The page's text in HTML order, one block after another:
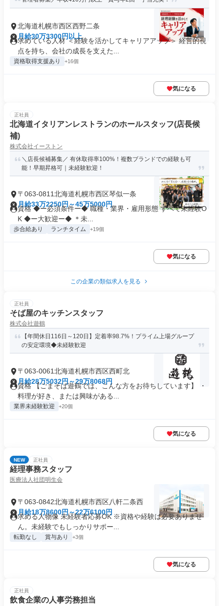
北海道札幌市西区西野二条
月給30万3300円以上
求めている人材 ＜経験を活かしてキャリアアップ＞ 経営的視
点を持ち、会社の成長を支えた...
資格取得支援あり +16個
気になる
正社員
北海道イタリアンレストランのホールスタッフ(店長候
補)
株式会社イーストン
＼店長候補募集／ 有休取得率100%！複数ブランドでの経験も可
能！早期昇格可｜未経験歓迎！
〒063-0811北海道札幌市西区琴似一条
月給33万2250円～45万5000円
資格 ◆ー必須条件ー◆ 職種・業界・雇用形態 すべて未経験O
K ◆ー大歓迎ー◆ ＊未...
歩合給あり ランチタイム +19個
気になる
この企業の類似求人を見る
正社員
そば屋のキッチンスタッフ
株式会社遊鶴
【年間休日116日～120日】定着率98.7%！プライム上場グループ
の安定環境◆未経験歓迎
〒063-0061北海道札幌市西区西町北
月給28万5032円～29万8068円
資格 【ごまそば遊鶴では、こんな方をお待ちしています】 ・
料理が好き、または興味がある...
業界未経験歓迎 +20個
気になる
NEW 正社員
経理事務スタッフ
医療法人社団明生会
〒063-0842北海道札幌市西区八軒二条西
月給18万8600円～22万6100円
求める人物像 未経験者応募OK ※資格や経験は必要ありませ
ん。未経験でもしっかりサポー...
転勤なし 賞与あり +3個
気になる
正社員
飲食企業の人事労務担当